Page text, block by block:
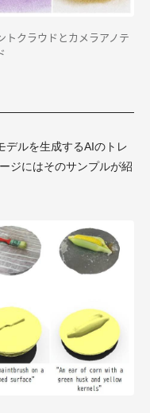
クラウドとカメラアノテ
デルを生成するAIのトレ
ジにはそのサンプルが紹